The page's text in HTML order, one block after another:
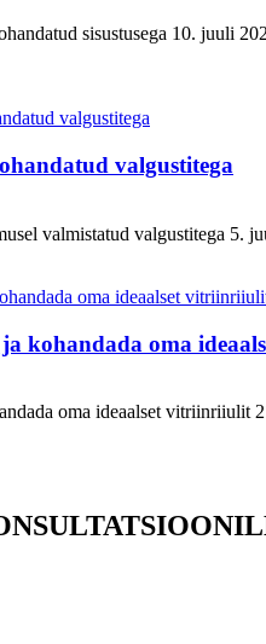
sisustusega 10. juuli
valgustitega
valmistatud valgustitega 5.
kohandada oma
oma ideaalset vitriinriiulit